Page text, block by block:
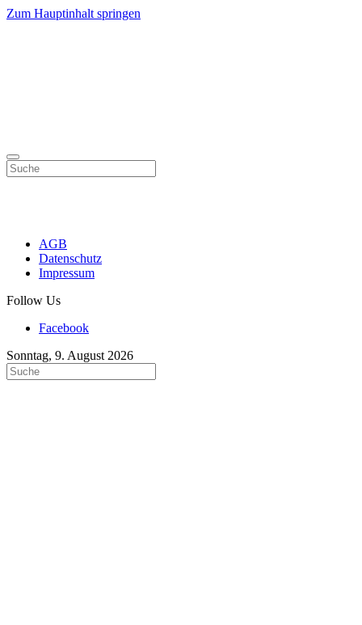
Zum Hauptinhalt springen
AGB
Datenschutz
Impressum
Follow Us
Facebook
Sonntag, 9. August 2026